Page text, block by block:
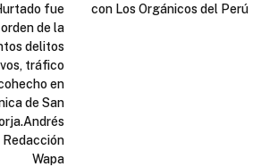
fue
de la
delitos
tráfico
en
de San
Wapa
con Los Orgánicos del Perú